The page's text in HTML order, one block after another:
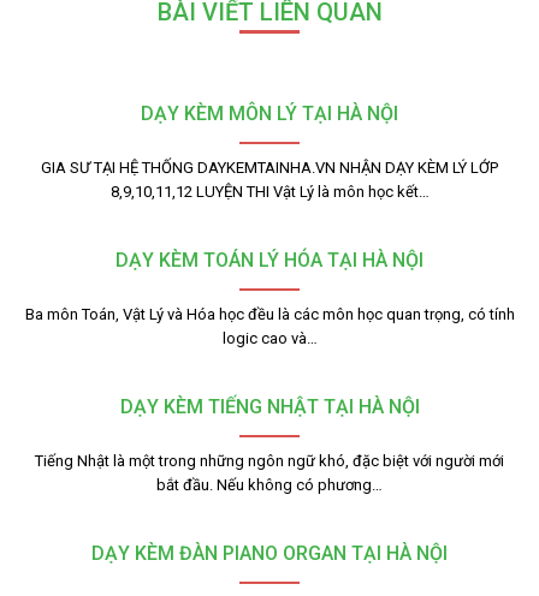
BÀI VIẾT LIÊN QUAN
DẠY KÈM MÔN LÝ TẠI HÀ NỘI
GIA SƯ TẠI HỆ THỐNG DAYKEMTAINHA.VN NHẬN DẠY KÈM LÝ LỚP
8,9,10,11,12 LUYỆN THI Vật Lý là môn học kết…
DẠY KÈM TOÁN LÝ HÓA TẠI HÀ NỘI
Ba môn Toán, Vật Lý và Hóa học đều là các môn học quan trọng, có tính
logic cao và…
DẠY KÈM TIẾNG NHẬT TẠI HÀ NỘI
Tiếng Nhật là một trong những ngôn ngữ khó, đặc biệt với người mới
bắt đầu. Nếu không có phương…
DẠY KÈM ĐÀN PIANO ORGAN TẠI HÀ NỘI